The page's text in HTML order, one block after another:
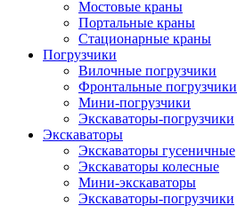
Мостовые краны
Портальные краны
Стационарные краны
Погрузчики
Вилочные погрузчики
Фронтальные погрузчики
Мини-погрузчики
Экскаваторы-погрузчики
Экскаваторы
Экскаваторы гусеничные
Экскаваторы колесные
Мини-экскаваторы
Экскаваторы-погрузчики